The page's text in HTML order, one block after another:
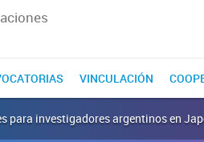
VINCULACIÓN
para investigadores argentinos en